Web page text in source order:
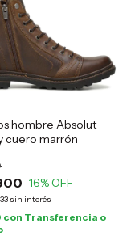
hombre Absolut
cuero marrón
16% OFF
sin interés
con Transferencia o